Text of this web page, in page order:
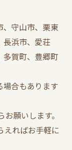
、守山市、栗東
長浜市、愛荘
多賀町、豊郷町
場合もあります
願いします。
えればお手軽に